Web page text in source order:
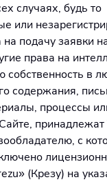
случаях, будь то
или
подачу заявки
права на
в
содержания,
процессы
с
(Крезу) на